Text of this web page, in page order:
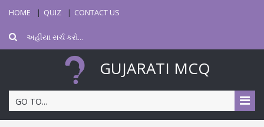
HOME QUIZ CONTACT US
GUJARATI MCQ
GO TO...